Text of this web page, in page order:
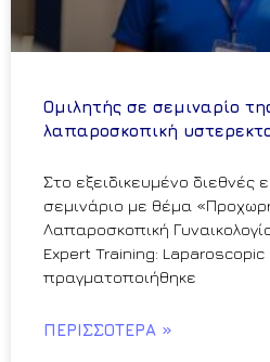
Ομιλητής σε σεμιναρίο
λαπαροσκοπική
Στο εξειδικευμένο διεθνές
σεμινάριο με θέμα
Λαπαροσκοπική
Expert Training:
πραγματοποιήθηκε
ΠΕΡΙΣΣΌΤΕΡΑ »